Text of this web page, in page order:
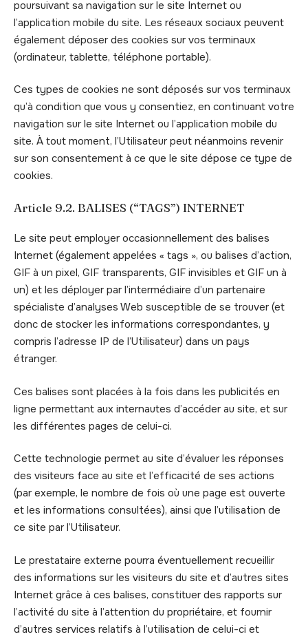
poursuivant sa navigation sur le site Internet ou
l’application mobile du site. Les réseaux sociaux peuvent
également déposer des cookies sur vos terminaux
(ordinateur, tablette, téléphone portable).
Ces types de cookies ne sont déposés sur vos terminaux
qu’à condition que vous y consentiez, en continuant votre
navigation sur le site Internet ou l’application mobile du
site. À tout moment, l’Utilisateur peut néanmoins revenir
sur son consentement à ce que le site dépose ce type de
cookies.
Article 9.2. BALISES (“TAGS”) INTERNET
Le site peut employer occasionnellement des balises
Internet (également appelées « tags », ou balises d’action,
GIF à un pixel, GIF transparents, GIF invisibles et GIF un à
un) et les déployer par l’intermédiaire d’un partenaire
spécialiste d’analyses Web susceptible de se trouver (et
donc de stocker les informations correspondantes, y
compris l’adresse IP de l’Utilisateur) dans un pays
étranger.
Ces balises sont placées à la fois dans les publicités en
ligne permettant aux internautes d’accéder au site, et sur
les différentes pages de celui-ci.
Cette technologie permet au site d’évaluer les réponses
des visiteurs face au site et l’efficacité de ses actions
(par exemple, le nombre de fois où une page est ouverte
et les informations consultées), ainsi que l’utilisation de
ce site par l’Utilisateur.
Le prestataire externe pourra éventuellement recueillir
des informations sur les visiteurs du site et d’autres sites
Internet grâce à ces balises, constituer des rapports sur
l’activité du site à l’attention du propriétaire, et fournir
d’autres services relatifs à l’utilisation de celui-ci et